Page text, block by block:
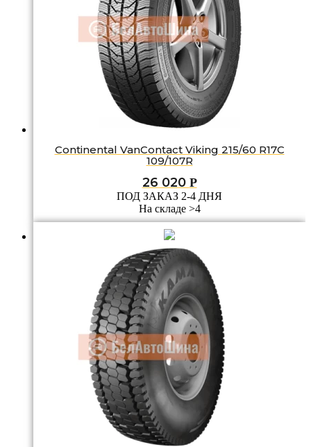
Continental VanContact Viking 215/60 R17C
109/107R
26 020 Р
ПОД ЗАКАЗ 2-4 ДНЯ
На складе >4